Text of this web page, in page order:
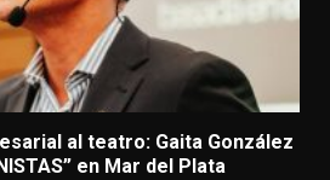
al teatro: Gaita González
en Mar del Plata